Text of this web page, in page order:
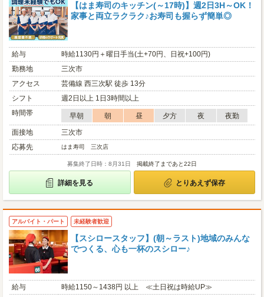
【はま寿司のキッチン(～17時)】週2日3H～OK！
家事と両立ラクラク♪お寿司も握らず簡単◎
給与
時給1130円＋曜日手当(土+70円、日祝+100円)
勤務地
三次市
アクセス
芸備線 西三次駅 徒歩 13分
シフト
週2日以上 1日3時間以上
時間帯
早朝 朝 昼 夕方 夜
夜勤
面接地
三次市
応募先
はま寿司 三次店
募集終了日時：8月31日 掲載終了まであと22日
詳細を見る とりあえず保存
アルバイト・パート 未経験者歓迎
【スシロースタッフ】(朝～ラスト)地域のみんな
でつくる、心も一杯のスシロー♪
給与
時給1150～1438円 以上 ≪土日祝は時給UP≫